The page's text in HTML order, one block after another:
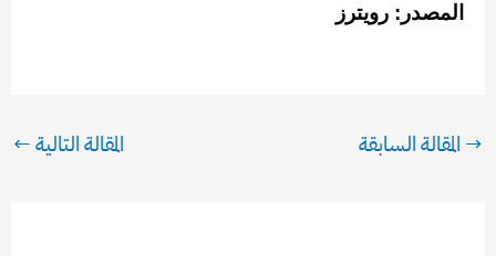
المصدر: رويترز
→ المقالة السابقة المقالة التالية←